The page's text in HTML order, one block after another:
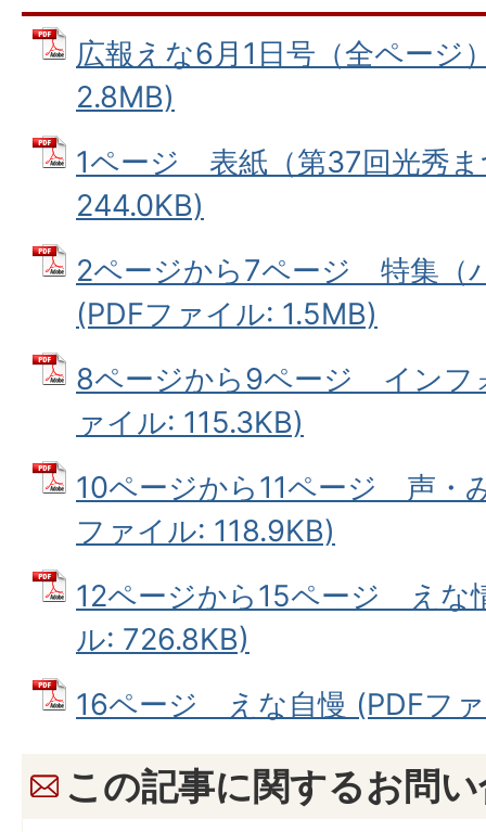
広報えな6月1日号（全ページ
2.8MB)
1ページ 表紙（第37回光秀
244.0KB)
2ページから7ページ 特集（
(PDFファイル: 1.5MB)
8ページから9ページ インフ
ァイル: 115.3KB)
10ページから11ページ 声・
ファイル: 118.9KB)
12ページから15ページ えな
ル: 726.8KB)
16ページ えな自慢 (PDFフ
この記事に関するお問